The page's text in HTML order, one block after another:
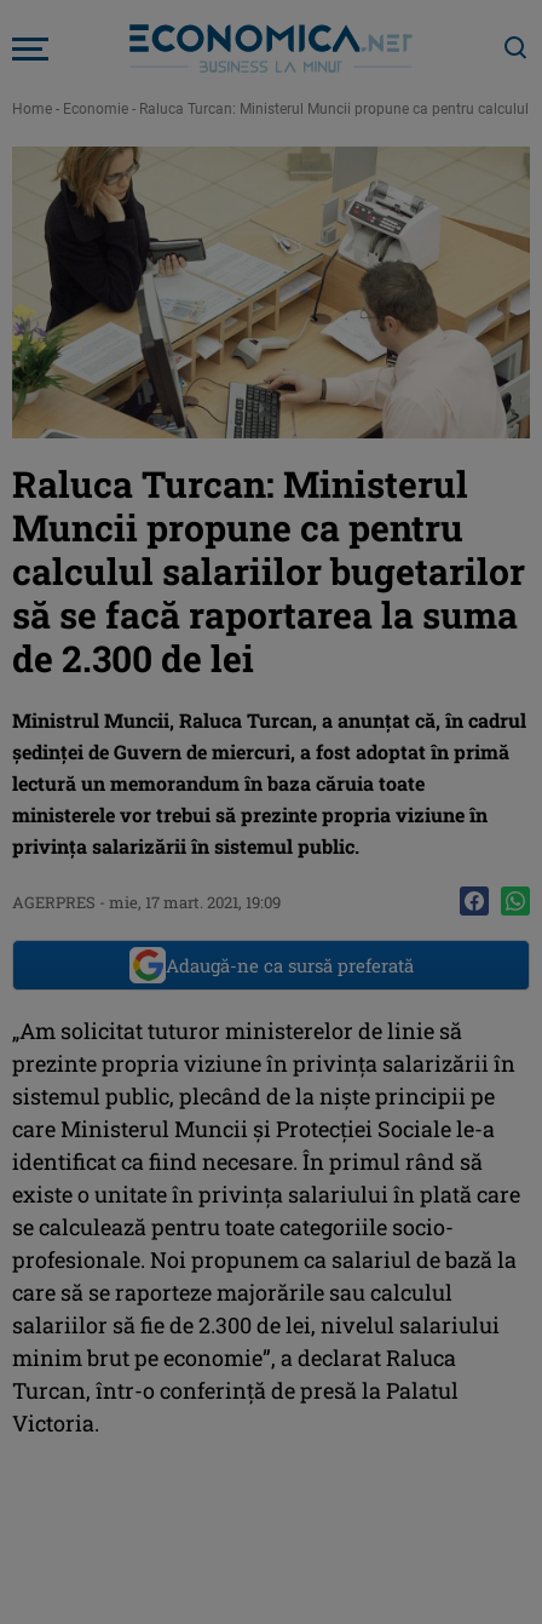
Home - Economie - Raluca Turcan: Ministerul Muncii propune ca pentru
Raluca Turcan: Ministerul
Muncii propune ca pentru
calculul salariilor bugetarilor
să se facă raportarea la suma
de 2.300 de lei
Ministrul Muncii, Raluca Turcan, a anunţat că, în cadrul
şedinţei de Guvern de miercuri, a fost adoptat în primă
lectură un memorandum în baza căruia toate
ministerele vor trebui să prezinte propria viziune în
privinţa salarizării în sistemul public.
AGERPRES - mie, 17 mart. 2021, 19:09
Adaugă-ne ca sursă preferată
„Am solicitat tuturor ministerelor de linie să
prezinte propria viziune în privinţa salarizării în
sistemul public, plecând de la nişte principii pe
care Ministerul Muncii şi Protecţiei Sociale le-a
identificat ca fiind necesare. În primul rând să
existe o unitate în privinţa salariului în plată care
se calculează pentru toate categoriile socio-
profesionale. Noi propunem ca salariul de bază la
care să se raporteze majorările sau calculul
salariilor să fie de 2.300 de lei, nivelul salariului
minim brut pe economie”, a declarat Raluca
Turcan, într-o conferinţă de presă la Palatul
Victoria.